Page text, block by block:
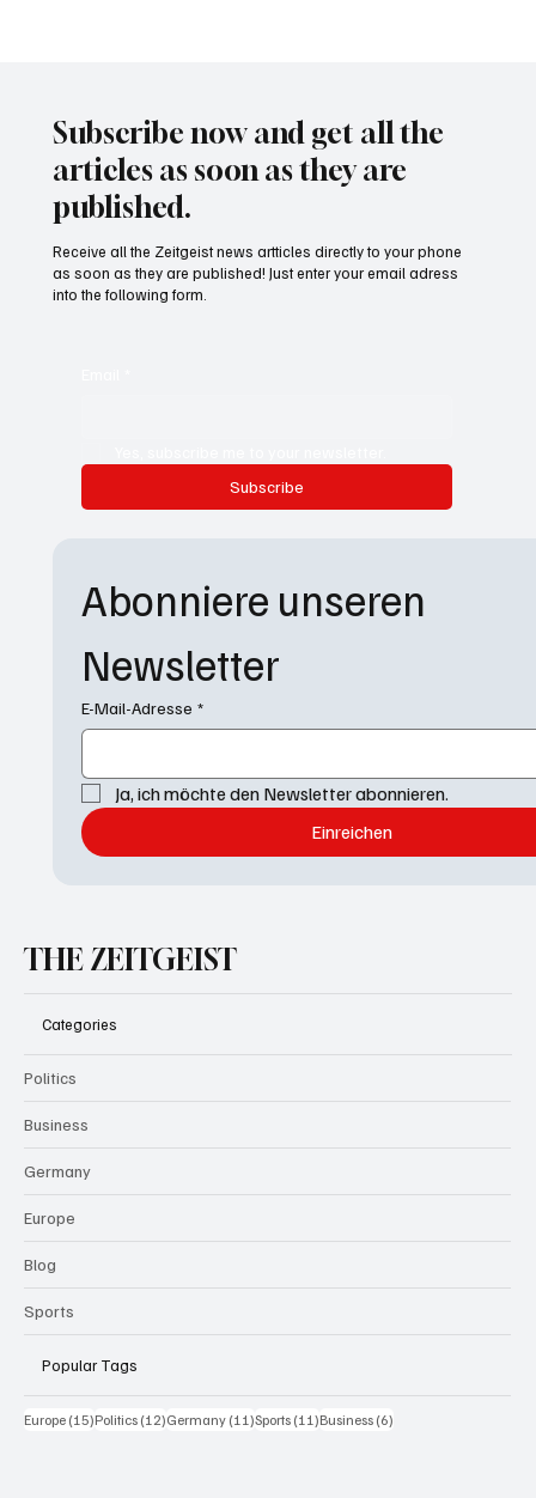
Subscribe now and get all the
articles as soon as they are
published.
Subscribe
Receive all the Zeitgeist news artticles directly to your phone
as soon as they are published! Just enter your email adress
into the following form.
Abonniere unseren
Newsletter
E-Mail-Adresse *
Ja, ich möchte den Newsletter abonnieren.
Einreichen
THE ZEITGEIST
Categories
Politics
Business
Germany
Europe
Blog
Sports
Popular Tags
Europe (15)15 Beiträge
Politics (12)12 Beiträge
Germany (11)11 Beiträge
Sports (11)11 Beiträge
Business (6)